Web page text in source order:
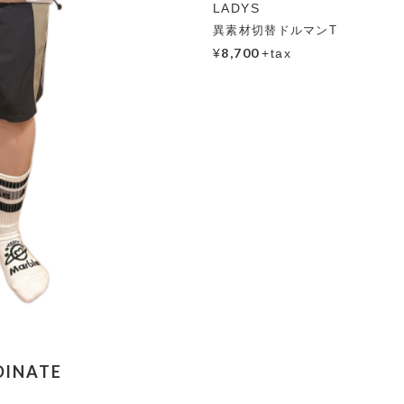
LADYS
異素材切替ドルマンT
¥8,700 +tax